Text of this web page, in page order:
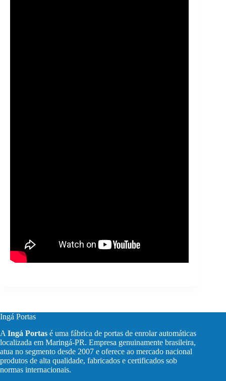
Ingá Portas
A Ingá Portas é uma fábrica de portas de enrolar automáticas
localizada em Maringá-PR. Empresa genuinamente brasileira,
atua no segmento desde 2007 e oferece ao mercado nacional
produtos de alta qualidade, fabricados e certificados sob
normas internacionais.